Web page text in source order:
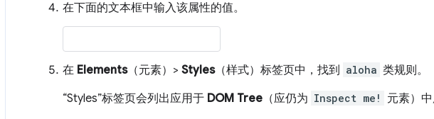
在下面的文本框中输入该属性的值。
在 Elements（元素）> Styles（样式）标签页中，找到 aloha 类规则。
“Styles”标签页会列出应用于 DOM Tree （应仍为 Inspect me! 元素）